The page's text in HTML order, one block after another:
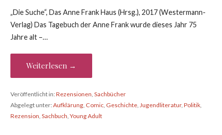
„Die Suche“, Das Anne Frank Haus (Hrsg.), 2017 (Westermann-
Verlag) Das Tagebuch der Anne Frank wurde dieses Jahr 75
Jahre alt –…
Weiterlesen →
Veröffentlicht in:Rezensionen Sachbücher
Abgelegt unter:Aufklärung, Comic, Geschichte, Jugendliteratur, Politik,
Rezension Sachbuch Young Adult